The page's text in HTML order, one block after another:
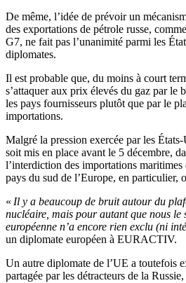
De même, l’idée de prévoir un
des exportations de pétrole russe,
G7, ne fait pas l’unanimité parmi les
diplomates.
Il est probable que, du moins à court
s’attaquer aux prix élevés du gaz par le
les pays fournisseurs plutôt que par le
importations.
Malgré la pression exercée par les
soit mis en place avant le 5 décembre,
l’interdiction des importations maritimes
pays du sud de l’Europe, en particulier,
« Il y a beaucoup de bruit autour du
nucléaire, mais pour autant que nous le
européenne n’a encore rien exclu (ni
un diplomate européen à EURACTIV.
Un autre diplomate de l’UE a toutefois
partagée par les détracteurs de la